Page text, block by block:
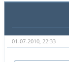
01-07-2010, 22:33